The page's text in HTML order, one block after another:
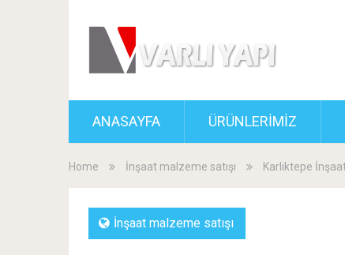
ANASAYFA ÜRÜNLERİMİZ
Home İnşaat malzeme satışı Karlıktepe
İnşaat malzeme satışı